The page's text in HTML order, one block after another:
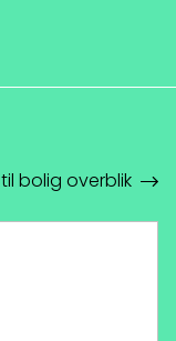
til bolig overblik